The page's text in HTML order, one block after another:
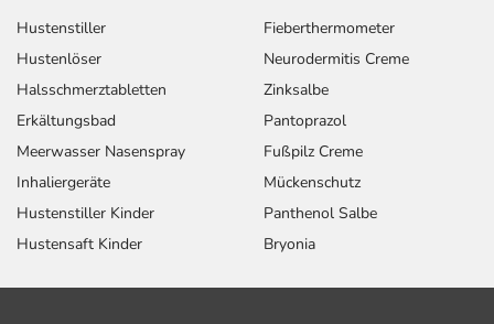
Hustenstiller
Hustenlöser
Halsschmerztabletten
Erkältungsbad
Meerwasser Nasenspray
Inhaliergeräte
Hustenstiller Kinder
Hustensaft Kinder
Fieberthermometer
Neurodermitis Creme
Zinksalbe
Pantoprazol
Fußpilz Creme
Mückenschutz
Panthenol Salbe
Bryonia